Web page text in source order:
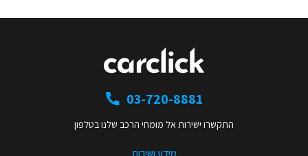
מידע ושירות
03-720-8881
התקשרו ישירות אל מומחי הרכב שלנו בטלפון